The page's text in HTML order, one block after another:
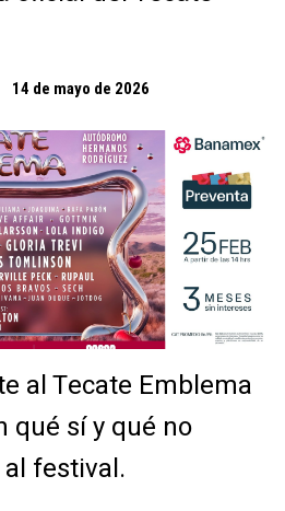
14 de mayo de 2026
al Tecate Emblema
qué sí y qué no
festival.